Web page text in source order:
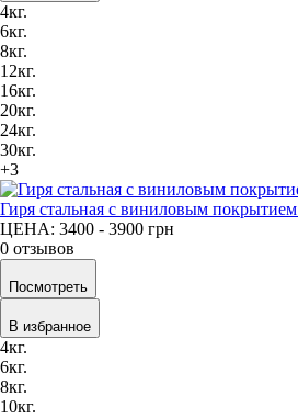
4кг.
6кг.
8кг.
12кг.
16кг.
20кг.
24кг.
30кг.
+3
Гиря стальная с виниловым
ЦЕНА: 3400 - 3900 грн
0 отзывов
Посмотреть
В избранное
4кг.
6кг.
8кг.
10кг.